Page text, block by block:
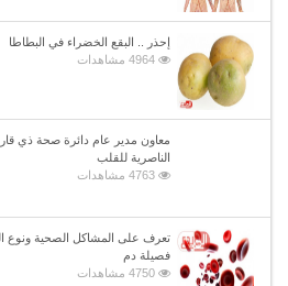
إحذر .. البقع الخضراء في البطاطا
4964 مشاهدات
معاون مدير عام دائرة صحة ذي قار
الناصرية للقلب
4763 مشاهدات
تعرف على المشاكل الصحية ونوع
فصيلة دم
4750 مشاهدات